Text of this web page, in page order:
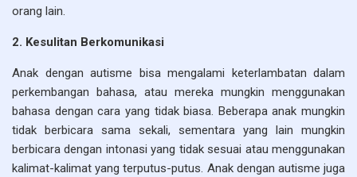
orang lain.
2. Kesulitan Berkomunikasi
Anak dengan autisme bisa mengalami keterlambatan dalam
perkembangan bahasa, atau mereka mungkin menggunakan
bahasa dengan cara yang tidak biasa. Beberapa anak mungkin
tidak berbicara sama sekali, sementara yang lain mungkin
berbicara dengan intonasi yang tidak sesuai atau menggunakan
kalimat-kalimat yang terputus-putus. Anak dengan autisme juga